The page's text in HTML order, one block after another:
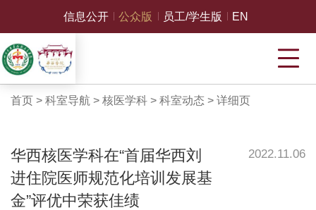
信息公开 公众版 员工/学生版 EN
首页 > 科室导航> 核医学科> 科室动态 > 详细页
华西核医学科在“首届华西刘
进住院医师规范化培训发展基
金”评优中荣获佳绩
2022.11.06